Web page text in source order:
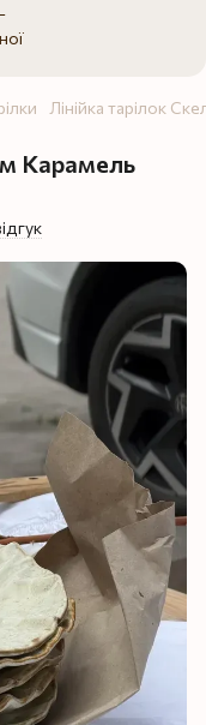
Лінійка тарілок
Карамель